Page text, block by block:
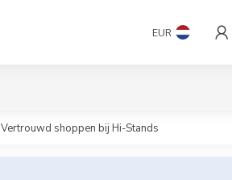
EUR
Vertrouwd shoppen bij Hi-Stands